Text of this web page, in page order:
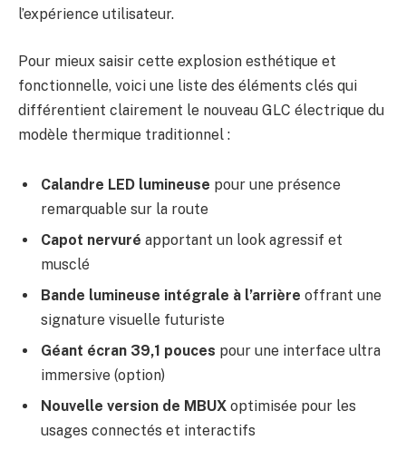
l’expérience utilisateur.
Pour mieux saisir cette explosion esthétique et
fonctionnelle, voici une liste des éléments clés qui
différentient clairement le nouveau GLC électrique du
modèle thermique traditionnel :
Calandre LED lumineuse pour une présence
remarquable sur la route
Capot nervuré apportant un look agressif et
musclé
Bande lumineuse intégrale à l’arrière offrant une
signature visuelle futuriste
Géant écran 39,1 pouces pour une interface ultra
immersive (option)
Nouvelle version de MBUX optimisée pour les
usages connectés et interactifs